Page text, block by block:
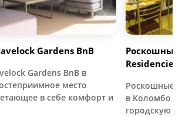
Gardens BnB
Gardens BnB в
место
в себе комфорт и
Роскошные
Residencies
Роскошные
в Коломбо
городскую